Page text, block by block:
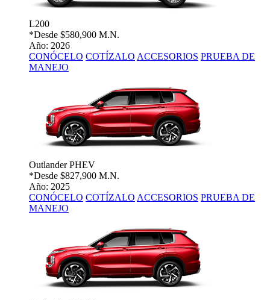
L200
*Desde $580,900 M.N.
Año: 2026
CONÓCELO COTÍZALO ACCESORIOS PRUEBA DE
MANEJO
Outlander PHEV
*Desde $827,900 M.N.
Año: 2025
CONÓCELO COTÍZALO ACCESORIOS PRUEBA DE
MANEJO